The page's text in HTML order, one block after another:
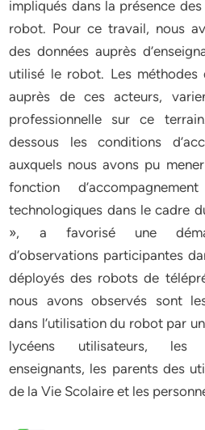
impliqués dans la présence
robot. Pour ce travail, nous
des données auprès
utilisé le robot. Les
auprès de ces acteurs,
professionnelle sur ce
dessous les conditions
auxquels nous avons pu
fonction
technologiques dans le cadre
», a favorisé une
d’observations participantes
déployés des robots de
nous avons observés sont
dans l’utilisation du robot par
lycéens utilisateurs, les
enseignants, les parents des
de la Vie Scolaire et les